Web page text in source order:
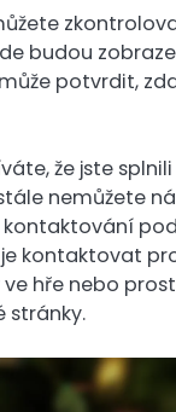
budou
potvrdit,
že jste
nemůžete
kontaktování
kontaktovat
hře nebo
stránky.